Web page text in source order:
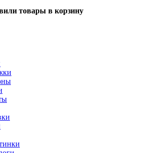
товары в корзину